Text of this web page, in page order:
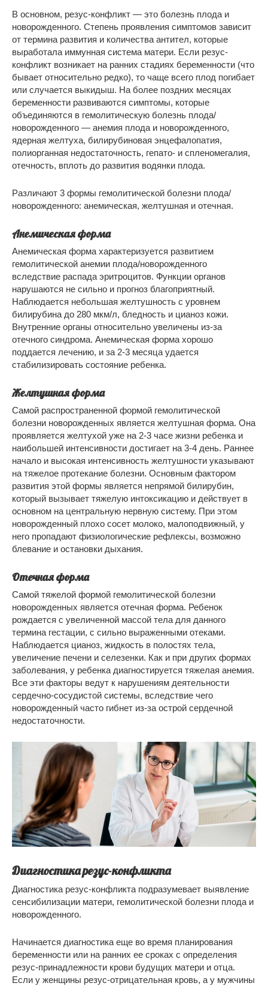
В основном, резус-конфликт — это болезнь плода и
новорожденного. Степень проявления симптомов зависит
от термина развития и количества антител, которые
выработала иммунная система матери. Если резус-
конфликт возникает на ранних стадиях беременности (что
бывает относительно редко), то чаще всего плод погибает
или случается выкидыш. На более поздних месяцах
беременности развиваются симптомы, которые
объединяются в гемолитическую болезнь плода/
новорожденного — анемия плода и новорожденного,
ядерная желтуха, билирубиновая энцефалопатия,
полиорганная недостаточность, гепато- и спленомегалия,
отечность, вплоть до развития водянки плода.
Различают 3 формы гемолитической болезни плода/
новорожденного: анемическая, желтушная и отечная.
Анемическая форма
Анемическая форма характеризуется развитием
гемолитической анемии плода/новорожденного
вследствие распада эритроцитов. Функции органов
нарушаются не сильно и прогноз благоприятный.
Наблюдается небольшая желтушность с уровнем
билирубина до 280 мкм/л, бледность и цианоз кожи.
Внутренние органы относительно увеличены из-за
отечного синдрома. Анемическая форма хорошо
поддается лечению, и за 2-3 месяца удается
стабилизировать состояние ребенка.
Желтушная форма
Самой распространенной формой гемолитической
болезни новорожденных является желтушная форма. Она
проявляется желтухой уже на 2-3 часе жизни ребенка и
наибольшей интенсивности достигает на 3-4 день. Раннее
начало и высокая интенсивность желтушности указывают
на тяжелое протекание болезни. Основным фактором
развития этой формы является непрямой билирубин,
который вызывает тяжелую интоксикацию и действует в
основном на центральную нервную систему. При этом
новорожденный плохо сосет молоко, малоподвижный, у
него пропадают физиологические рефлексы, возможно
блевание и остановки дыхания.
Отечная форма
Самой тяжелой формой гемолитической болезни
новорожденных является отечная форма. Ребенок
рождается с увеличенной массой тела для данного
термина гестации, с сильно выраженными отеками.
Наблюдается цианоз, жидкость в полостях тела,
увеличение печени и селезенки. Как и при других формах
заболевания, у ребенка диагностируется тяжелая анемия.
Все эти факторы ведут к нарушениям деятельности
сердечно-сосудистой системы, вследствие чего
новорожденный часто гибнет из-за острой сердечной
недостаточности.
Диагностика резус-конфликта
Диагностика резус-конфликта подразумевает выявление
сенсибилизации матери, гемолитической болезни плода и
новорожденного.
Начинается диагностика еще во время планирования
беременности или на ранних ее сроках с определения
резус-принадлежности крови будущих матери и отца.
Если у женщины резус-отрицательная кровь, а у мужчины